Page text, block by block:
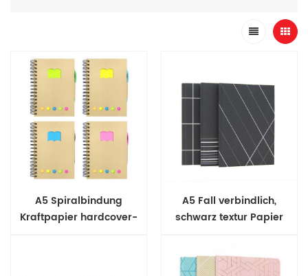
A5 Spiralbindung
Kraftpapier hardcover-
A5 Fall verbindlich,
schwarz textur Papier